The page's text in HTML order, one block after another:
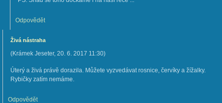
Odpovědět
Živá nástraha
(Krámek Jeseter, 20. 6. 2017 11:30)
Úterý a živá právě dorazila. Můžete vyzvedávat rosnice, červíky a žížalky.
Rybičky zatím nemáme.
Odpovědět